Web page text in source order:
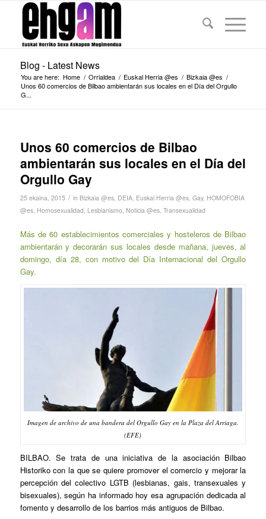
Blog - Latest News
You are here: Home / Orrialdea / Euskal Herria @es / Bizkaia @es /
Unos 60 comercios de Bilbao ambientarán sus locales en el Día del Orgullo
G...
Unos 60 comercios de Bilbao
ambientarán sus locales en el Día del
Orgullo Gay
25 ekaina, 2015 / in Bizkaia @es, DEIA, Euskal Herria @es, Gay, HOMOFOBIA
@es, Homosexualidad, Lesbianismo, Noticia @es, Transexualidad
Más de 60 establecimientos comerciales y hosteleros de Bilbao
ambientarán y decorarán sus locales desde mañana, jueves, al
domingo, día 28, con motivo del Día Internacional del Orgullo
Gay.
Imagen de archivo de una bandera del Orgullo Gay en la Plaza del Arriaga.
(EFE)
BILBAO. Se trata de una iniciativa de la asociación Bilbao
Historiko con la que se quiere promover el comercio y mejorar la
percepción del colectivo LGTB (lesbianas, gais, transexuales y
bisexuales), según ha informado hoy esa agrupación dedicada al
fomento y desarrollo de los barrios más antiguos de Bilbao.